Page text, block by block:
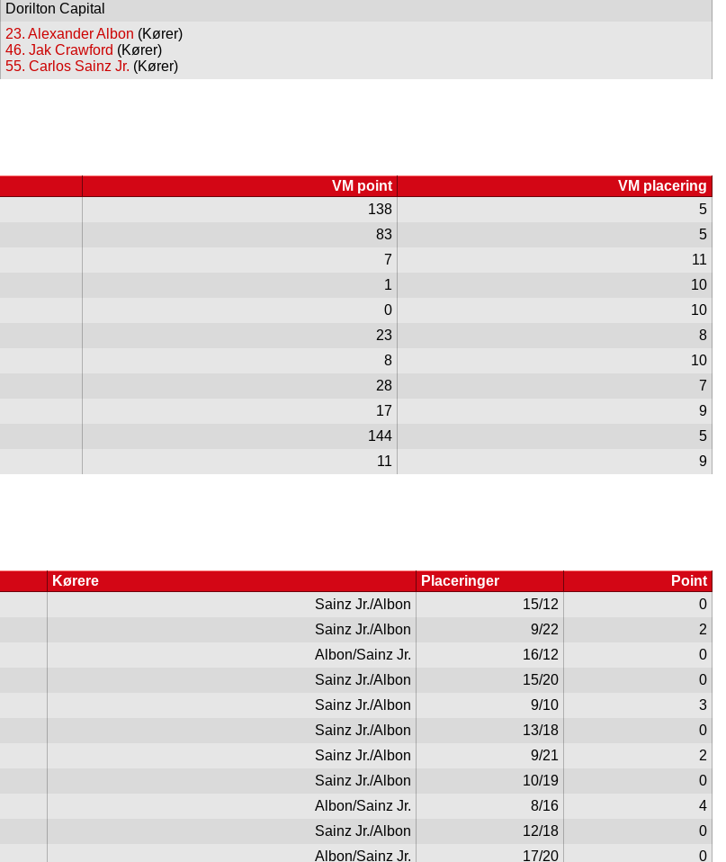
Dorilton Capital
23. Alexander Albon (Kører)
46. Jak Crawford (Kører)
55. Carlos Sainz Jr. (Kører)
VM point
VM placering
138
5
83
5
7
11
1
10
0
10
23
8
8
10
28
7
17
9
144
5
11 9
Kørere Placeringer
Point
Sainz Jr./Albon 15/12
0
Sainz Jr./Albon 9/22
2
Albon/Sainz Jr. 16/12
0
Sainz Jr./Albon 15/20
0
Sainz Jr./Albon 9/10
3
Sainz Jr./Albon 13/18
0
Sainz Jr./Albon 9/21
2
Sainz Jr./Albon 10/19
0
Albon/Sainz Jr. 8/16
4
Sainz Jr./Albon 12/18
0
Albon/Sainz Jr. 17/20 0